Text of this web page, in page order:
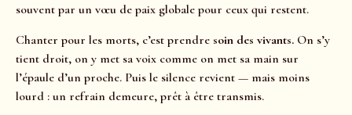
souvent par un vœu de paix globale pour ceux qui restent.
Chanter pour les morts, c’est prendre soin des vivants. On s’y
tient droit, on y met sa voix comme on met sa main sur
l’épaule d’un proche. Puis le silence revient — mais moins
lourd : un refrain demeure, prêt à être transmis.